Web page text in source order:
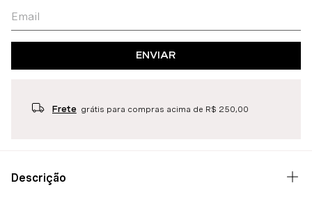
ENVIAR
Frete grátis para compras acima de R$ 250,00
Descrição